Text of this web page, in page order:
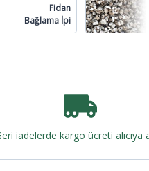
Fidan
Bağlama İpi
iadelerde kargo ücreti alıcıya